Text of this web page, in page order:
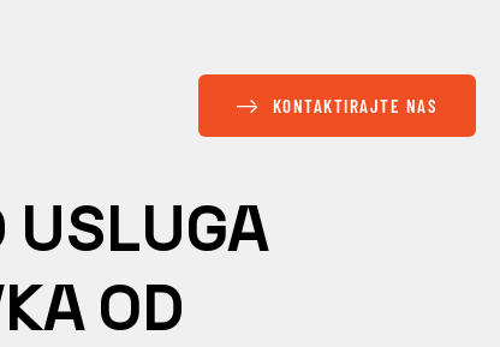
KONTAKTIRAJTE NAS
USLUGA
OD